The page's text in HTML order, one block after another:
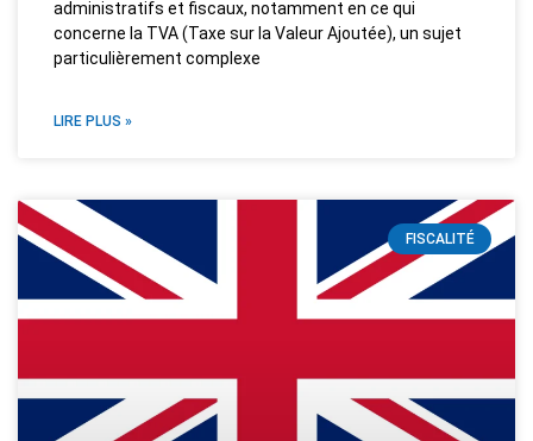
administratifs et fiscaux, notamment en ce qui
concerne la TVA (Taxe sur la Valeur Ajoutée), un sujet
particulièrement complexe
LIRE PLUS »
FISCALITÉ